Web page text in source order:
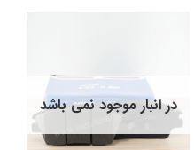
در انبار موجود نمی باشد